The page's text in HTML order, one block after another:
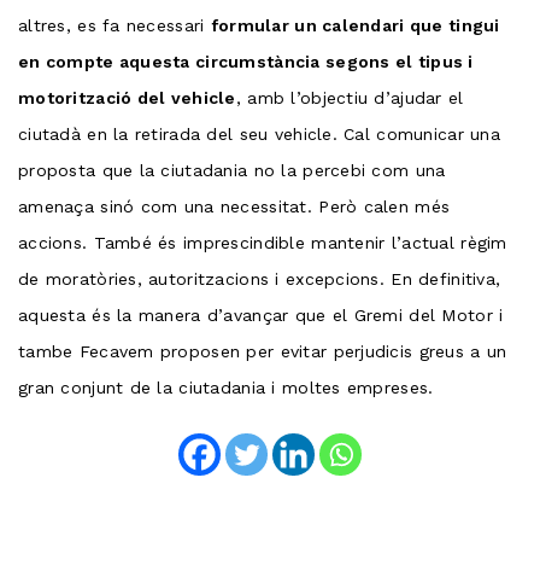
altres, es fa necessari formular un calendari que tingui
en compte aquesta circumstància segons el tipus i
motorització del vehicle, amb l’objectiu d’ajudar el
ciutadà en la retirada del seu vehicle. Cal comunicar una
proposta que la ciutadania no la percebi com una
amenaça sinó com una necessitat. Però calen més
accions. També és imprescindible mantenir l’actual règim
de moratòries, autoritzacions i excepcions. En definitiva,
aquesta és la manera d’avançar que el Gremi del Motor i
tambe Fecavem proposen per evitar perjudicis greus a un
gran conjunt de la ciutadania i moltes empreses.